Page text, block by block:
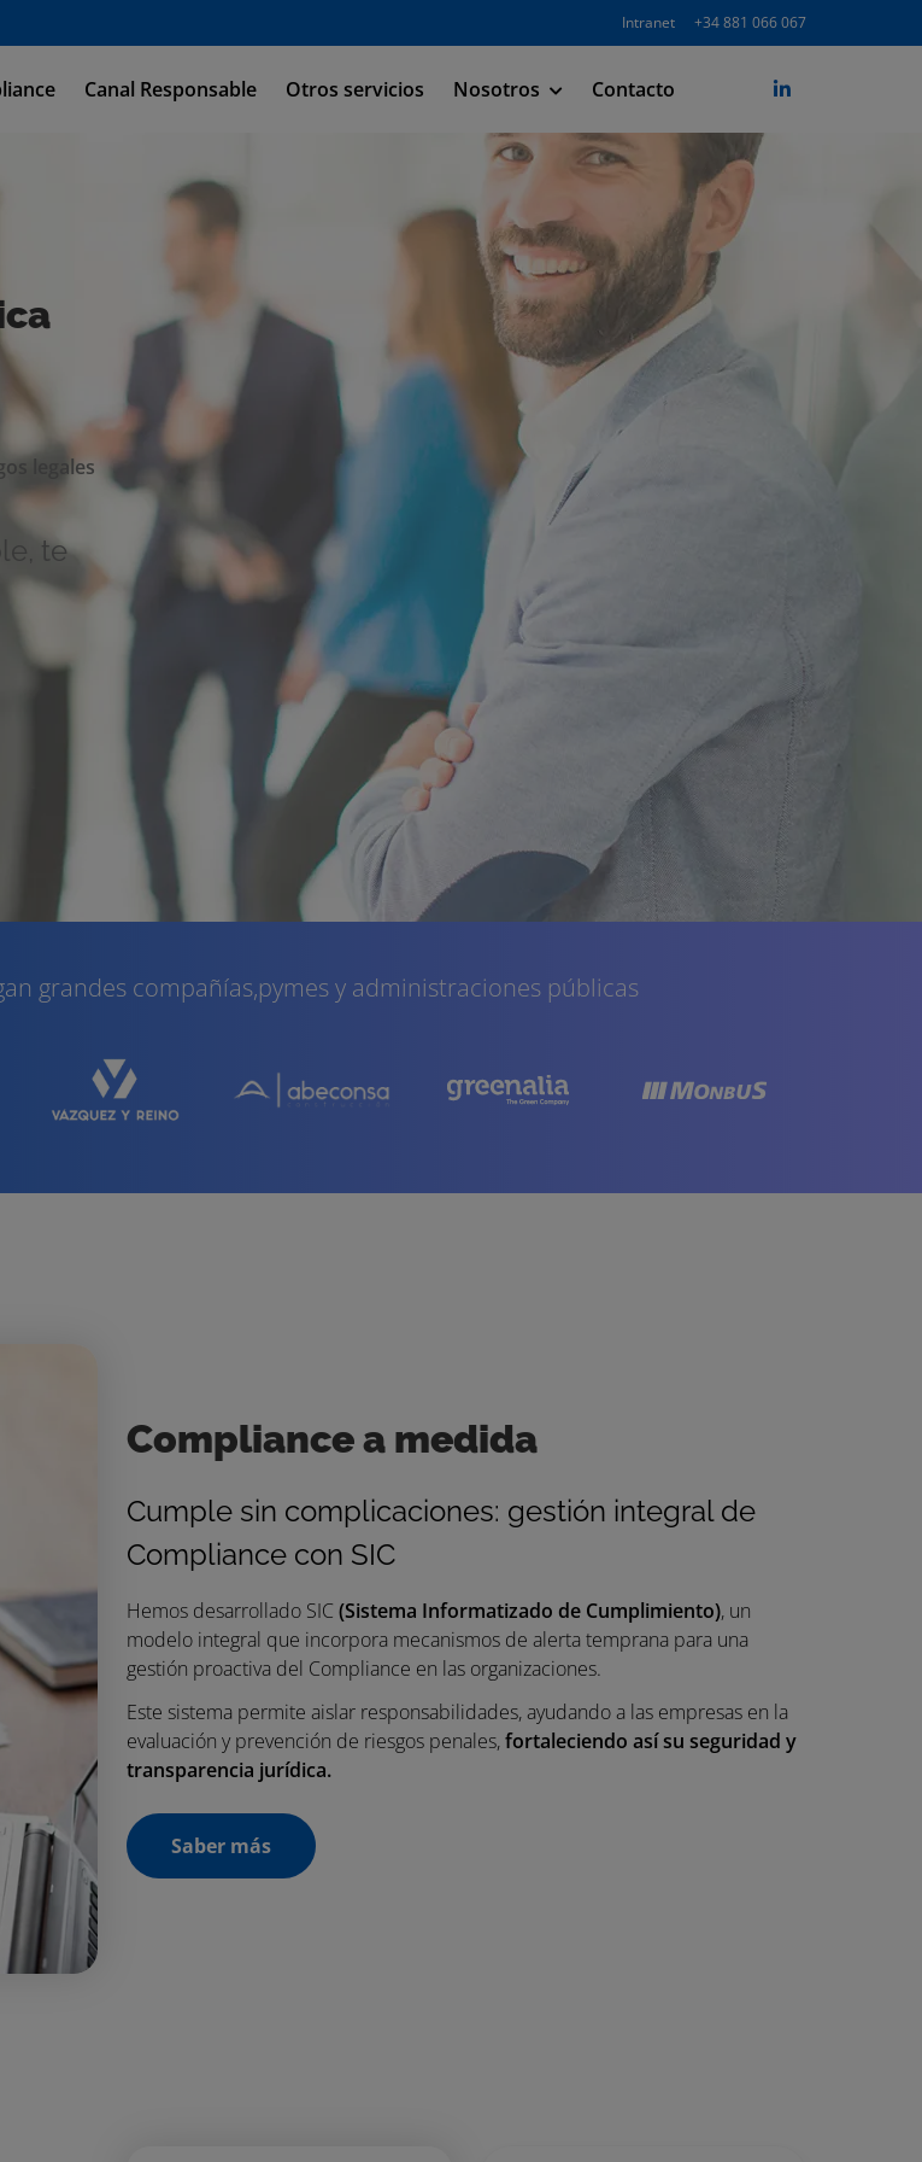
Intranet +34 881 066 067
Canal Responsable Otros servicios Nosotros Contacto
legales
te
grandes compañías,pymes y administraciones públicas
Compliance a medida
Cumple sin complicaciones: gestión integral de
Compliance con SIC
Hemos desarrollado SIC (Sistema Informatizado de Cumplimiento), un
modelo integral que incorpora mecanismos de alerta temprana para una
gestión proactiva del Compliance en las organizaciones.
Este sistema permite aislar responsabilidades, ayudando a las empresas en la
evaluación y prevención de riesgos penales,fortaleciendo así su seguridad y
transparencia jurídica.
Saber más